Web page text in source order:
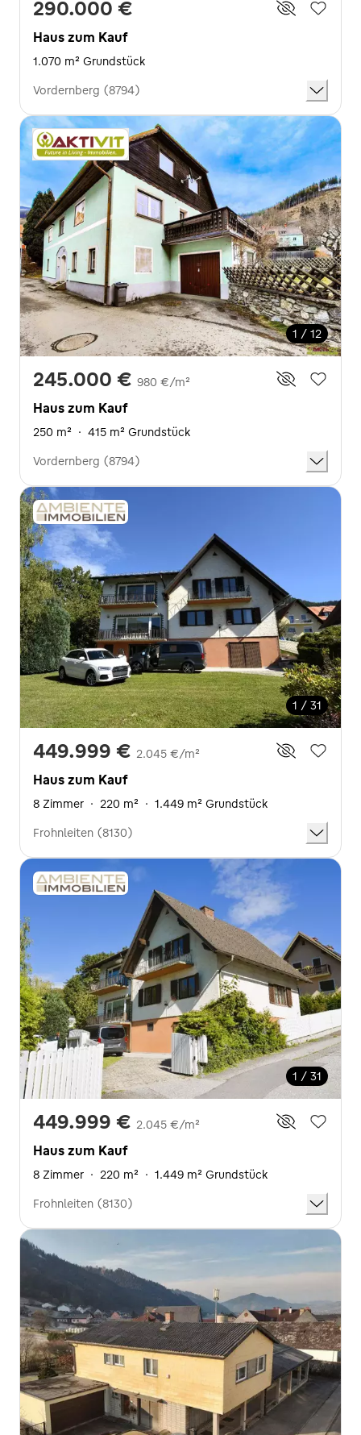
290.000 €
Haus zum Kauf
1.070 m² Grundstück
Vordernberg (8794)
1 / 12
245.000 € 980 €/m²
Haus zum Kauf
250 m² · 415 m² Grundstück
Vordernberg (8794)
1 / 31
449.999 € 2.045 €/m²
Haus zum Kauf
8 Zimmer · 220 m² · 1.449 m² Grundstück
Frohnleiten (8130)
1 / 31
449.999 € 2.045 €/m²
Haus zum Kauf
8 Zimmer · 220 m² · 1.449 m² Grundstück
Frohnleiten (8130)